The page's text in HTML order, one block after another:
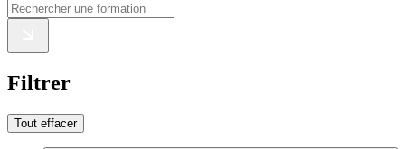
Filtrer
Tout effacer